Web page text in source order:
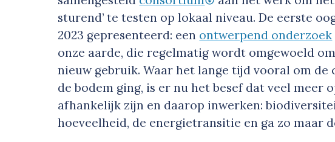
sturend’ te testen op lokaal niveau. De eerste
2023 gepresenteerd: een ontwerpend onderzoek
onze aarde, die regelmatig wordt omgewoeld
nieuw gebruik. Waar het lange tijd vooral om
de bodem ging, is er nu het besef dat veel meer
afhankelijk zijn en daarop inwerken:
hoeveelheid, de energietransitie en ga zo maar